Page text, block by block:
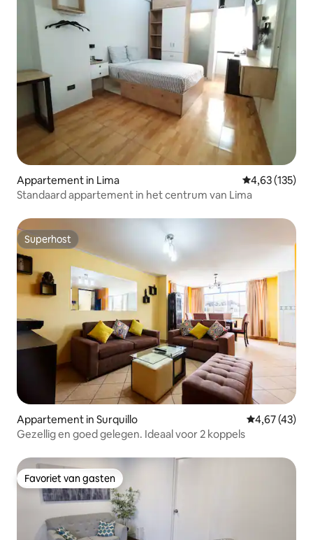
Appartement in Lima Gemiddelde
4,63 (135)
Standaard appartement in het centrum van Lima
Superhost
Superhost
Appartement in Surquillo Gemiddelde
4,67 (43)
Gezellig en goed gelegen. Ideaal voor 2 koppels
Favoriet van gasten
Favoriet van gasten